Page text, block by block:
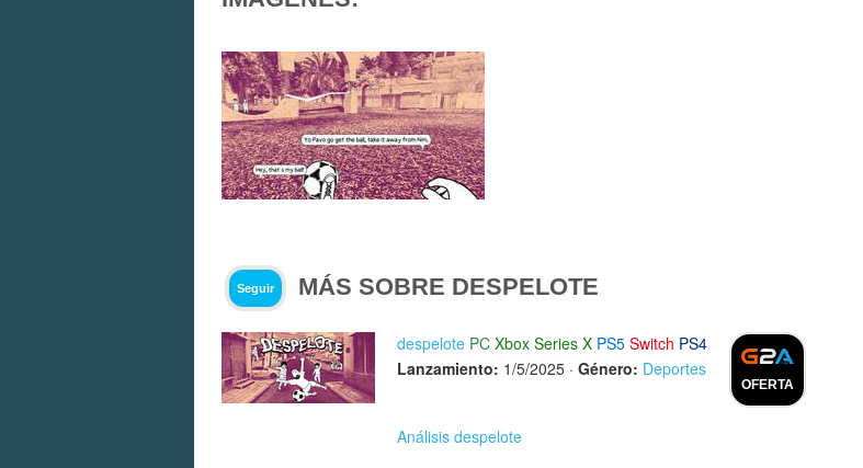
Seguir MÁS SOBRE DESPELOTE
despelote PC Xbox Series X PS5 Switch PS4
Lanzamiento: 1/5/2025 · Género: Deportes
OFERTA
Análisis despelote